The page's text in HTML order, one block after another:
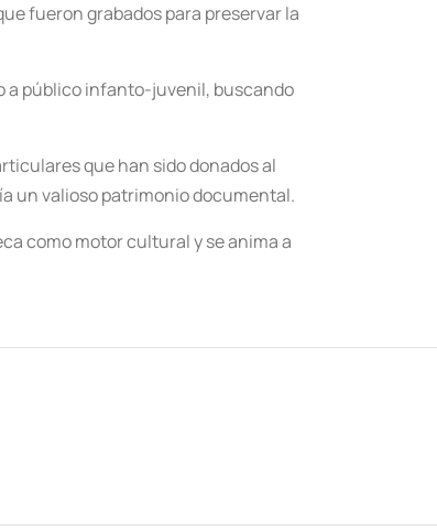
fueron grabados para preservar la
a público infanto-juvenil, buscando
que han sido donados al
un valioso patrimonio documental.
como motor cultural y se anima a